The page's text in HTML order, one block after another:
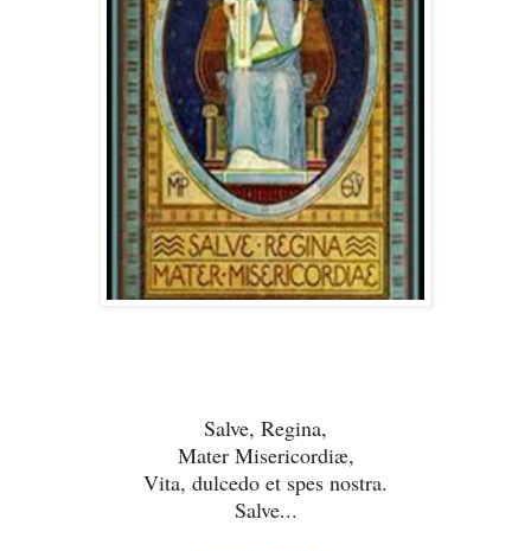
Salve, Regina,
Mater Misericordiæ,
Vita, dulcedo et spes nostra.
Salve...